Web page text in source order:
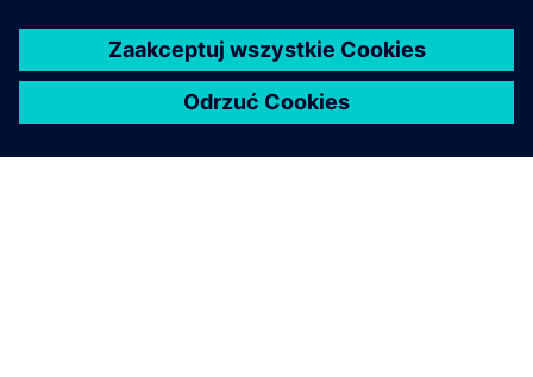
HyperLynx Design Space Exploration umożliwia
szybkie i wydajne rozwiązywanie złożonych
problemów optymalizacji projektu.